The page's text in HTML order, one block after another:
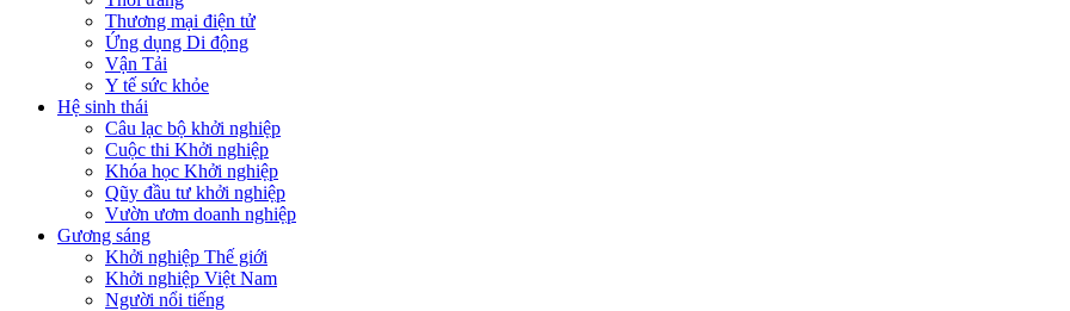
Thương mại điện tử
Ứng dụng Di động
Vận Tải
Y tế sức khỏe
Hệ sinh thái
Câu lạc bộ khởi nghiệp
Cuộc thi Khởi nghiệp
Khóa học Khởi nghiệp
Qũy đầu tư khởi nghiệp
Vườn ươm doanh nghiệp
Gương sáng
Khởi nghiệp Thế giới
Khởi nghiệp Việt Nam
Người nổi tiếng